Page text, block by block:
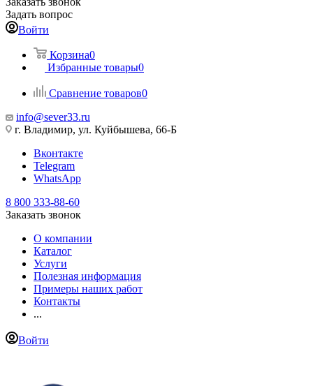
Задать вопрос
Войти
Корзина0
Избранные товары0
Сравнение товаров0
info@sever33.ru
г. Владимир, ул. Куйбышева, 66-Б
Вконтакте
Telegram
WhatsApp
8 800 333-88-60
Заказать звонок
О компании
Каталог
Услуги
Полезная информация
Примеры наших работ
Контакты
...
Войти